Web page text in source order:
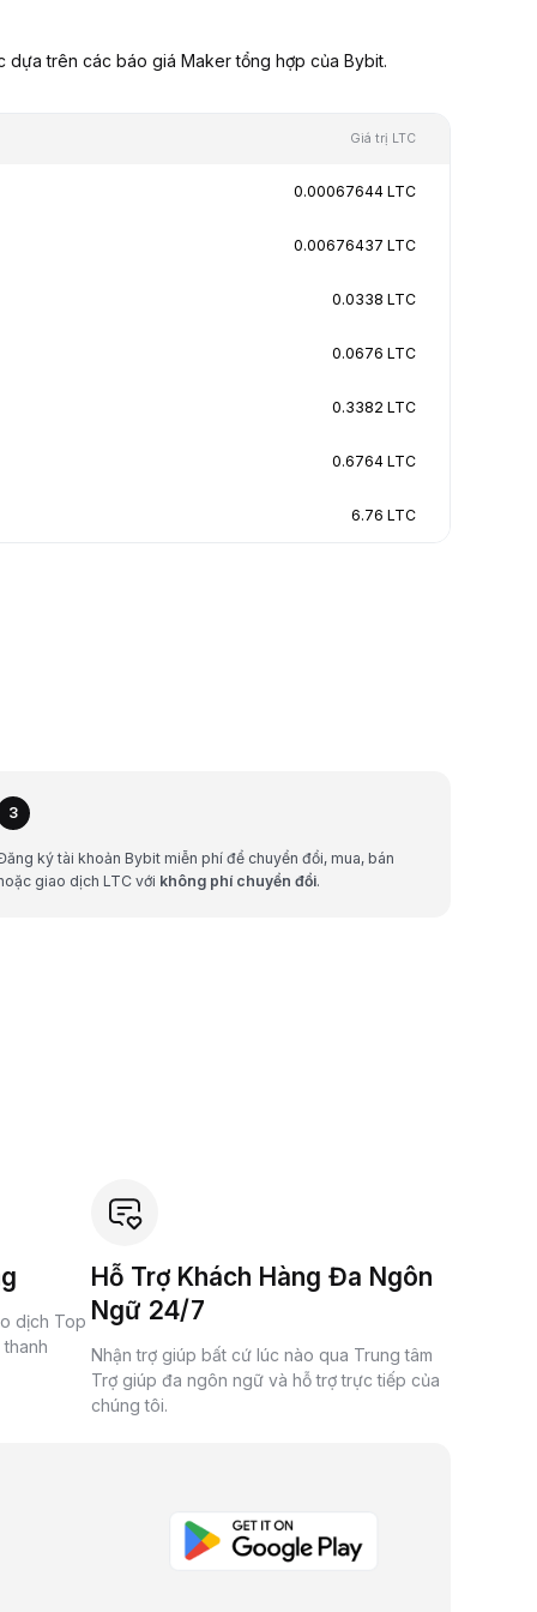
dựa trên các báo giá Maker tổng hợp của Bybit.
Giá trị LTC
0.00067644 LTC
0.00676437 LTC
0.0338 LTC
0.0676 LTC
0.3382 LTC
0.6764 LTC
6.76 LTC
3
ký tài khoản Bybit miễn phí để chuyển đổi, mua, bán
giao dịch LTC với không phí chuyển đổi.
dịch Top
Hỗ Trợ Khách Hàng Đa Ngôn
Ngữ 24/7
Nhận trợ giúp bất cứ lúc nào qua Trung tâm
Trợ giúp đa ngôn ngữ và hỗ trợ trực tiếp của
chúng tôi.